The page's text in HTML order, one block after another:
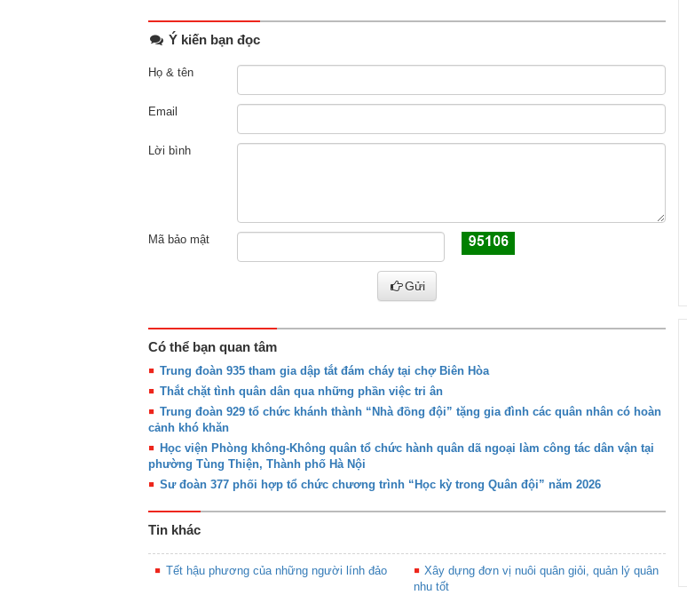
Ý kiến bạn đọc
Họ & tên
Email
Lời bình
Mã bảo mật
Gửi
Có thể bạn quan tâm
Trung đoàn 935 tham gia dập tắt đám cháy tại chợ Biên Hòa
Thắt chặt tình quân dân qua những phần việc tri ân
Trung đoàn 929 tổ chức khánh thành “Nhà đồng đội” tặng gia đình các quân nhân có hoàn
cảnh khó khăn
Học viện Phòng không-Không quân tổ chức hành quân dã ngoại làm công tác dân vận tại
phường Tùng Thiện, Thành phố Hà Nội
Sư đoàn 377 phối hợp tổ chức chương trình “Học kỳ trong Quân đội” năm 2026
Tin khác
Tết hậu phương của những người lính đảo
Xây dựng đơn vị nuôi quân giỏi, quản lý quân
nhu tốt